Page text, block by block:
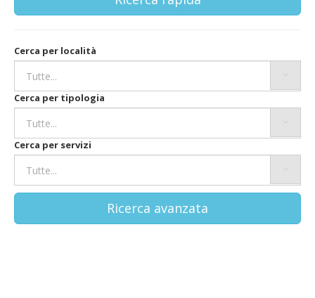
Cerca per località
Cerca per tipologia
Cerca per servizi
Ricerca avanzata